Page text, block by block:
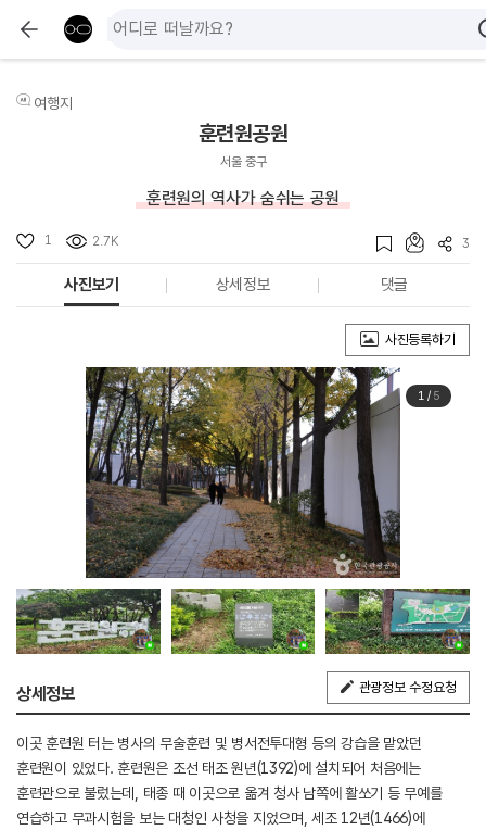
여행지
훈련원공원
서울 중구
훈련원의 역사가 숨쉬는 공원
1 2.7K 3
사진보기 상세정보 댓글
사진등록하기
1/ 5
상세정보 관광정보 수정요청
이곳 훈련원 터는 병사의 무술훈련 및 병서전투대형 등의 강습을 맡았던
훈련원이 있었다. 훈련원은 조선 태조 원년(1392)에 설치되어 처음에는
훈련관으로 불렀는데, 태종 때 이곳으로 옮겨 청사 남쪽에 활쏘기 등 무예를
연습하고 무과시험을 보는 대청인 사청을 지었으며, 세조 12년(1466)에